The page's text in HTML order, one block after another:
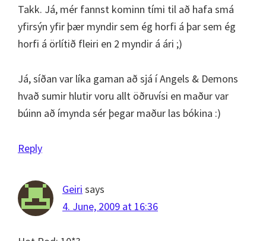
Takk. Já, mér fannst kominn tími til að hafa smá
yfirsýn yfir þær myndir sem ég horfi á þar sem ég
horfi á örlítið fleiri en 2 myndir á ári ;)
Já, síðan var líka gaman að sjá í Angels & Demons
hvað sumir hlutir voru allt öðruvísi en maður var
búinn að ímynda sér þegar maður las bókina :)
Reply
Geiri says
4. June, 2009 at 16:36